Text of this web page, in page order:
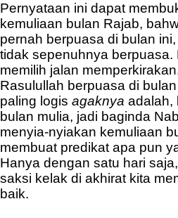
Pernyataan ini dapat
kemuliaan bulan Rajab,
pernah berpuasa di bulan
tidak sepenuhnya berpuasa.
memilih jalan
Rasulullah berpuasa di
paling logis agaknya adalah,
bulan mulia, jadi baginda
menyia-nyiakan kemuliaan
membuat predikat apa pun
Hanya dengan satu hari
saksi kelak di akhirat kita
baik.